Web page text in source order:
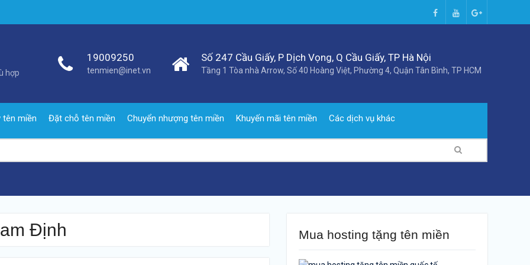
hợp
19009250
tenmien@inet.vn
Số 247 Cầu Giấy, P Dịch Vọng, Q Cầu Giấy, TP Hà Nội
Tầng 1 Tòa nhà Arrow, Số 40 Hoàng Việt, Phường 4, Quận Tân Bình, TP HCM
tên miền Đặt chỗ tên miền Chuyển nhượng tên miền Khuyến mãi tên miền Các dịch vụ khác
Định Mua hosting tặng tên miền